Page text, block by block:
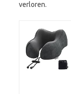
verloren.